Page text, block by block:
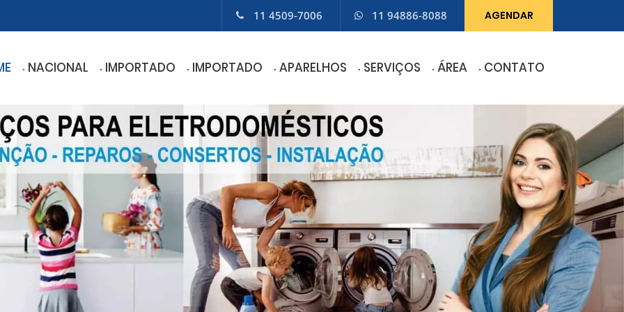
11 4509-7006 11 94886-8088 AGENDAR
NACIONAL IMPORTADO IMPORTADO APARELHOS SERVIÇOS ÁREA CONTATO